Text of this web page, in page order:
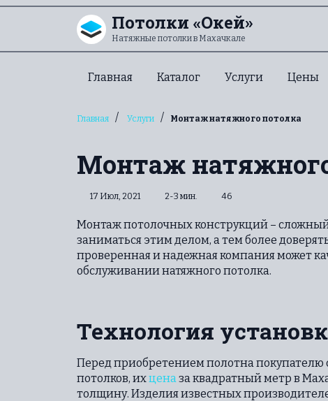
Перейти к содержанию
Потолки «Окей»
Натяжные потолки в Махачкале
Главная Каталог Услуги Цены
Главная / Услуги / Монтаж натяжного потолка
Монтаж
17 Июл, 2021 2-3 мин. 46
Монтаж потолочных конструкций –
заниматься этим делом, а тем более
проверенная и надежная компания может
обслуживании натяжного потолка.
Технология
Перед приобретением полотна покупателю
потолков, ихцена за квадратный метр в
толщину. Изделия известных